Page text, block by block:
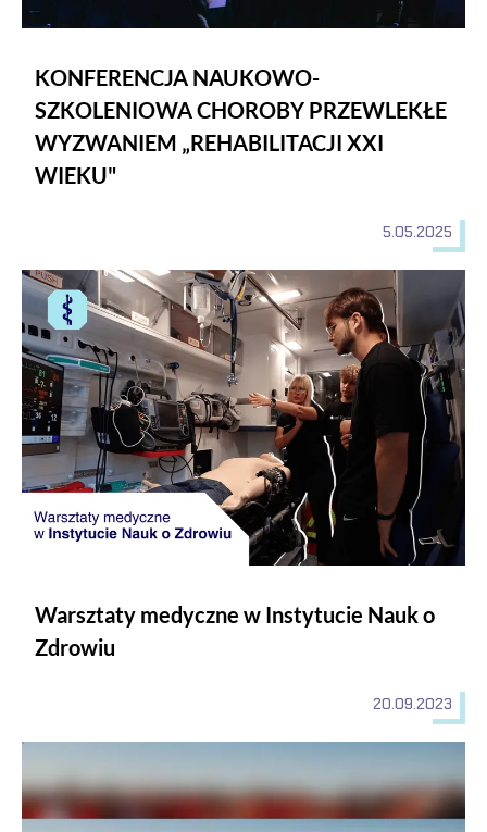
KONFERENCJA NAUKOWO-
SZKOLENIOWA CHOROBY PRZEWLEKŁE
WYZWANIEM „REHABILITACJI XXI
WIEKU"
5.05.2025
Warsztaty medyczne w Instytucie Nauk o
Zdrowiu
20.09.2023
Warsztaty medyczne w Instytucie Nauk o Zdrowiu